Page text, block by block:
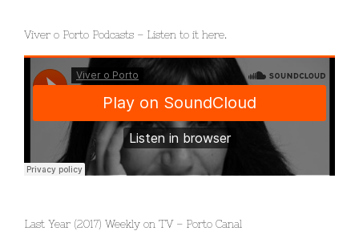
Viver o Porto Podcasts – Listen to it here.
Last Year (2017) Weekly on TV – Porto Canal